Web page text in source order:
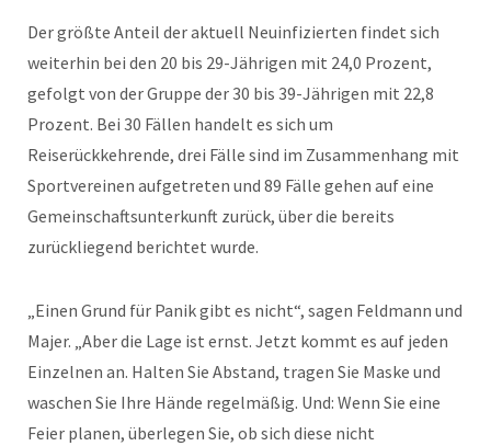
Der größte Anteil der aktuell Neuinfizierten findet sich
weiterhin bei den 20 bis 29-Jährigen mit 24,0 Prozent,
gefolgt von der Gruppe der 30 bis 39-Jährigen mit 22,8
Prozent. Bei 30 Fällen handelt es sich um
Reiserückkehrende, drei Fälle sind im Zusammenhang mit
Sportvereinen aufgetreten und 89 Fälle gehen auf eine
Gemeinschaftsunterkunft zurück, über die bereits
zurückliegend berichtet wurde.
„Einen Grund für Panik gibt es nicht“, sagen Feldmann und
Majer. „Aber die Lage ist ernst. Jetzt kommt es auf jeden
Einzelnen an. Halten Sie Abstand, tragen Sie Maske und
waschen Sie Ihre Hände regelmäßig. Und: Wenn Sie eine
Feier planen, überlegen Sie, ob sich diese nicht